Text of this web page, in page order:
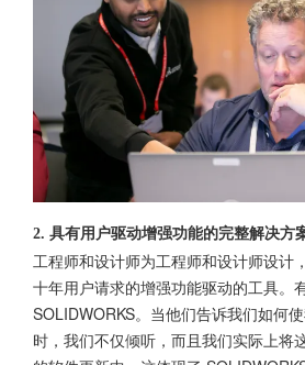
2. 具有用户驱动增强功能的完整解决方
工程师和设计师为工程师和设计师设计
十年用户请求的增强功能驱动的工具。
SOLIDWORKS。当他们告诉我们如何
时，我们不仅倾听，而且我们实际上将